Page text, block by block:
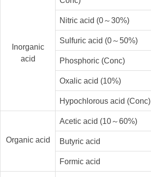
Inorganic
acid
Nitric acid (0～30%)
Sulfuric acid (0～50%)
Phosphoric (Conc)
Oxalic acid (10%)
Hypochlorous acid (Conc)
Organic acid
Acetic acid (10～60%)
Butyric acid
Formic acid